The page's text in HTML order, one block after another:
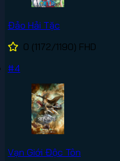
Đảo Hải Tặc
0 (1172/1190) FHD
#4
Vạn Giới Độc Tôn